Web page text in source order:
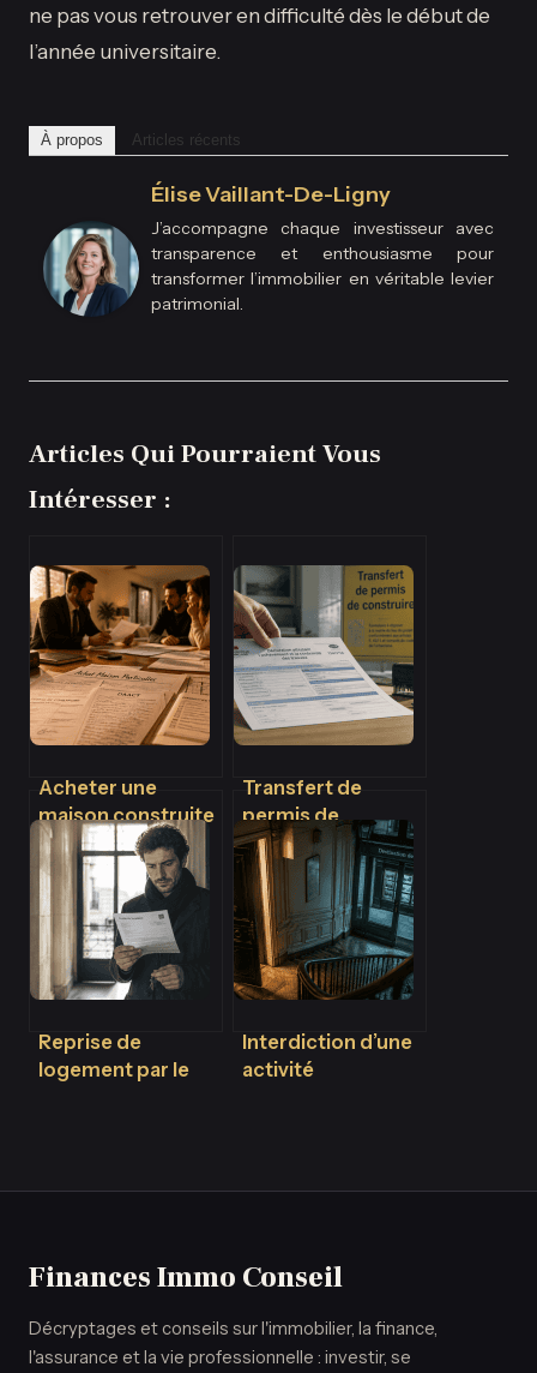
ne pas vous retrouver en difficulté dès le début de
l’année universitaire.
À propos Articles récents
Élise Vaillant-De-Ligny
J’accompagne chaque investisseur avec
transparence et enthousiasme pour
transformer l’immobilier en véritable levier
patrimonial.
Articles Qui Pourraient Vous
Intéresser :
Acheter une
maison construite
par un particulier :
quels risques,
quelles garanties
et comment
sécuriser votre
achat ?
Transfert de
permis de
construire : 2 mois
de délai et 4
exemplaires pour
changer de
titulaire
Reprise de
logement par le
Interdiction d’une
activité
Finances Immo Conseil
Décryptages et conseils sur l'immobilier, la finance,
l'assurance et la vie professionnelle : investir, se